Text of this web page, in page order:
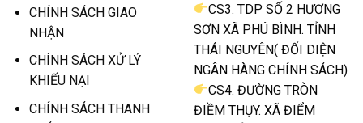
CHÍNH SÁCH GIAO
NHẬN
CHÍNH SÁCH XỬ LÝ
KHIẾU NẠI
CHÍNH SÁCH THANH
CS3. TDP SỐ 2 HƯƠNG
SƠN XÃ PHÚ BÌNH. TỈNH
THÁI NGUYÊN( ĐỐI DIỆN
NGÂN HÀNG CHÍNH SÁCH)
CS4. ĐƯỜNG TRÒN
ĐIỀM THỤY. XÃ ĐIỂM